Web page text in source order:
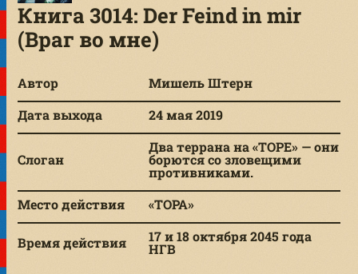
Книга 3014: Der Feind in mir
(Враг во мне)
Автор
Мишель Штерн
Дата выхода
24 мая 2019
Слоган
Два террана на «ТОРЕ» — они
борются со зловещими
противниками.
Место действия
«ТОРА»
Время действия 17 и 18 октября 2045 года
НГВ